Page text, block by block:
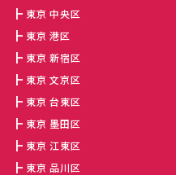
東京 中央区
東京 港区
東京 新宿区
東京 文京区
東京 台東区
東京 墨田区
東京 江東区
東京 品川区